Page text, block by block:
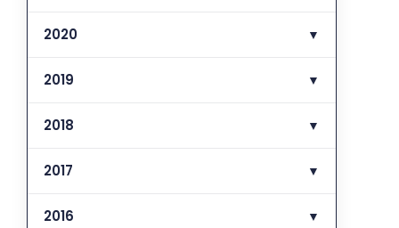
2020 ▼
2019 ▼
2018 ▼
2017 ▼
2016 ▼